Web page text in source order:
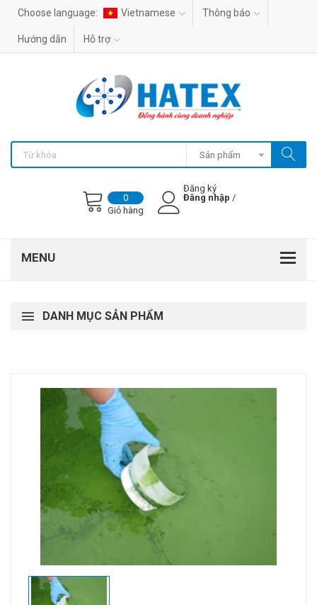
Choose language: Vietnamese Thông báo
Hướng dẫn Hỗ trợ
Sản phẩm
0
Giỏ hàng
Đăng ký
Đăng nhập /
DANH MỤC SẢN PHẨM